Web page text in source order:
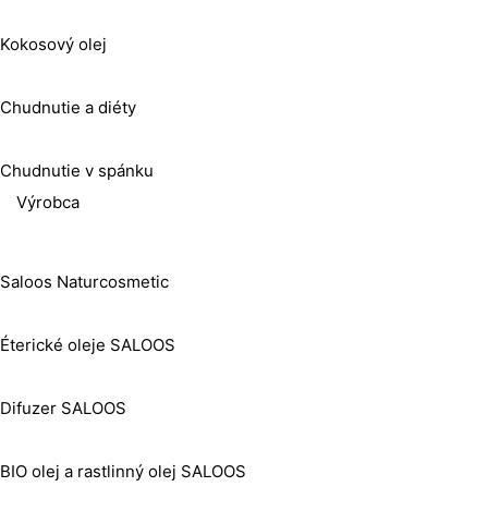
Kokosový olej
Chudnutie a diéty
Chudnutie v spánku
Výrobca
Saloos Naturcosmetic
Éterické oleje SALOOS
Difuzer SALOOS
BIO olej a rastlinný olej SALOOS